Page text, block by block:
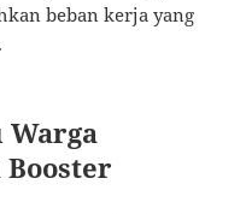
beban kerja yang